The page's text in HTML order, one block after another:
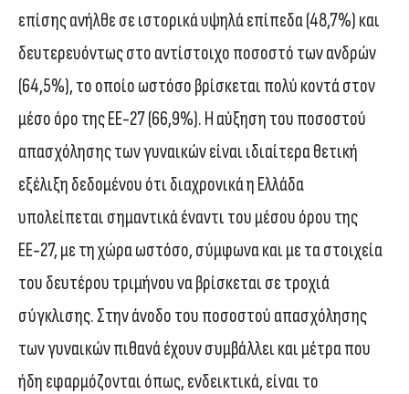
επίσης ανήλθε σε ιστορικά υψηλά επίπεδα (48,7%) και
δευτερευόντως στο αντίστοιχο ποσοστό των ανδρών
(64,5%), το οποίο ωστόσο βρίσκεται πολύ κοντά στον
μέσο όρο της ΕΕ-27 (66,9%). Η αύξηση του ποσοστού
απασχόλησης των γυναικών είναι ιδιαίτερα θετική
εξέλιξη δεδομένου ότι διαχρονικά η Ελλάδα
υπολείπεται σημαντικά έναντι του μέσου όρου της
ΕΕ-27, με τη χώρα ωστόσο, σύμφωνα και με τα στοιχεία
του δευτέρου τριμήνου να βρίσκεται σε τροχιά
σύγκλισης. Στην άνοδο του ποσοστού απασχόλησης
των γυναικών πιθανά έχουν συμβάλλει και μέτρα που
ήδη εφαρμόζονται όπως, ενδεικτικά, είναι το